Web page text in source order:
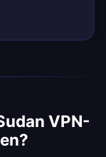
VPN-